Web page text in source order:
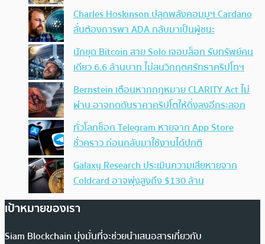
Charles Hoskinson ปลุกพลังคอมมูฯ Cardano
ลั่นต้องการพา ADA กลับมาเป็นผู้ชนะ
นักขุด Bitcoin สาย Solo เจอบล็อก รับทรัพย์คน
เดียว 6.6 ล้านบาท ไม่สนวิกฤตศรัทธาคริปโทฯ
Bernstein เตือนหากกฎหมาย CLARITY Act ไม่
ผ่าน อาจกดดันราคาคริปโตให้ดิ่งลงอีกระลอก
ทั่วโลกช็อก Telegram หายจาก App Store
ชั่วคราว ก่อนกลับมาใช้งานได้ปกติ
Galaxy Research ประเมินความเสียหายจาก
Coldcard อาจพุ่งสูงถึง $130 ล้าน
เป้าหมายของเรา
Siam Blockchain มุ่งมั่นที่จะช่วยนำเสนอสารเกี่ยวกับ